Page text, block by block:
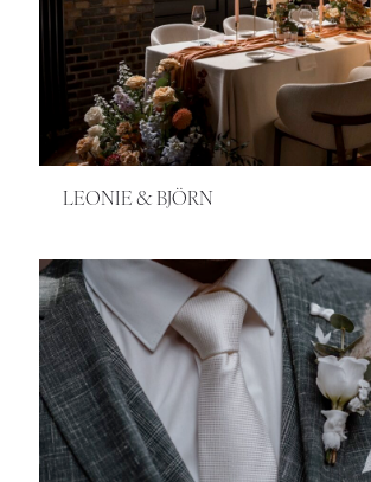
LEONIE & BJÖRN